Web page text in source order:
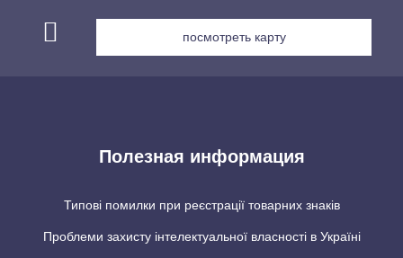
посмотреть карту
Полезная информация
Типові помилки при реєстрації товарних знаків
Проблеми захисту інтелектуальної власності в Україні